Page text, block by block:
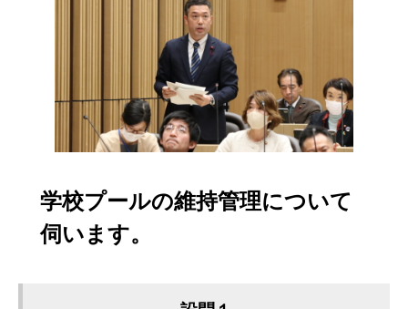
学校プールの維持管理について
伺います。